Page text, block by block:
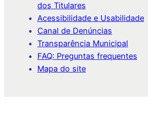
dos Titulares
Acessibilidade e Usabilidade
Canal de Denúncias
Transparência Municipal
FAQ: Preguntas frequentes
Mapa do site